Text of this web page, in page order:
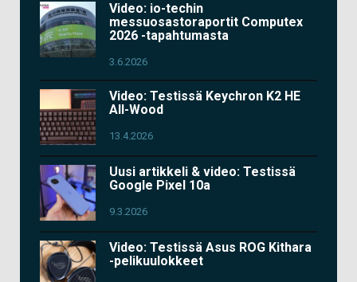
Video: io-techin
messuosastoraportit Computex
2026 -tapahtumasta
3.6.2026
Video: Testissä Keychron K2 HE
All-Wood
13.4.2026
Uusi artikkeli & video: Testissä
Google Pixel 10a
9.3.2026
Video: Testissä Asus ROG Kithara
-pelikuulokkeet